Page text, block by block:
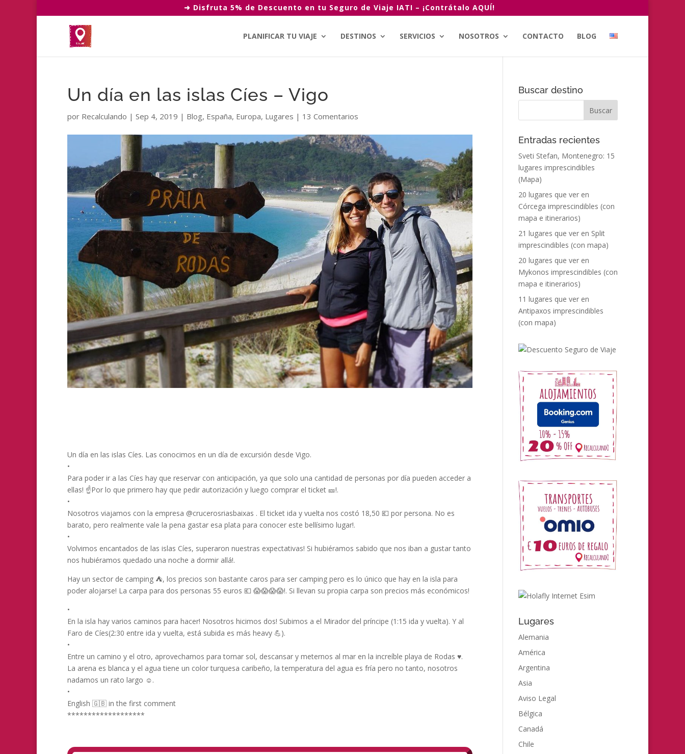
➜ Disfruta 5% de Descuento en tu Seguro de Viaje IATI – ¡Contrátalo AQUÍ!
PLANIFICAR TU VIAJE DESTINOS SERVICIOS NOSOTROS CONTACTO BLOG
Un día en las islas Cíes – Vigo
por Recalculando | Sep 4, 2019 | Blog, España, Europa, Lugares | 13 Comentarios
Un día en las islas Cíes. Las conocimos en un día de excursión desde Vigo.
•
Para poder ir a las Cíes hay que reservar con anticipación, ya que solo una cantidad de personas por día pueden acceder a
ellas! ☝️Por lo que primero hay que pedir autorización y luego comprar el ticket 🎫!.
•
Nosotros viajamos con la empresa @crucerosriasbaixas . El ticket ida y vuelta nos costó 18,50 💶 por persona. No es
barato, pero realmente vale la pena gastar esa plata para conocer este bellísimo lugar!.
•
Volvimos encantados de las islas Cíes, superaron nuestras expectativas! Si hubiéramos sabido que nos iban a gustar tanto
nos hubiéramos quedado una noche a dormir allá!.
Hay un sector de camping ⛺️, los precios son bastante caros para ser camping pero es lo único que hay en la isla para
poder alojarse! La carpa para dos personas 55 euros 💶 😱😱😱😱!. Si llevan su propia carpa son precios más económicos!
•
En la isla hay varios caminos para hacer! Nosotros hicimos dos! Subimos a el Mirador del príncipe (1:15 ida y vuelta). Y al
Faro de Cíes(2:30 entre ida y vuelta, está subida es más heavy 💪).
•
Entre un camino y el otro, aprovechamos para tomar sol, descansar y meternos al mar en la increíble playa de Rodas ♥️.
La arena es blanca y el agua tiene un color turquesa caribeño, la temperatura del agua es fría pero no tanto, nosotros
nadamos un rato largo ☺️.
•
English 🇬🇧 in the first comment
*******************
Buscar destino
Entradas recientes
Sveti Stefan, Montenegro: 15
lugares imprescindibles
(Mapa)
20 lugares que ver en
Córcega imprescindibles (con
mapa e itinerarios)
21 lugares que ver en Split
imprescindibles (con mapa)
20 lugares que ver en
Mykonos imprescindibles (con
mapa e itinerarios)
11 lugares que ver en
Antipaxos imprescindibles
(con mapa)
Lugares
Alemania
América
Argentina
Asia
Aviso Legal
Bélgica
Canadá
Chile